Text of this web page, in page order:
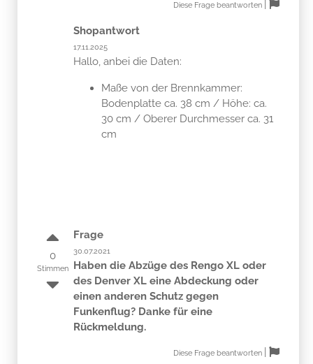
Diese Frage beantworten
Shopantwort
17.11.2025
Hallo, anbei die Daten:
Maße von der Brennkammer:
Bodenplatte ca. 38 cm / Höhe: ca.
30 cm / Oberer Durchmesser ca. 31
cm
0
Stimmen
Frage
30.07.2021
Haben die Abzüge des Rengo XL oder
des Denver XL eine Abdeckung oder
einen anderen Schutz gegen
Funkenflug? Danke für eine
Rückmeldung.
Diese Frage beantworten